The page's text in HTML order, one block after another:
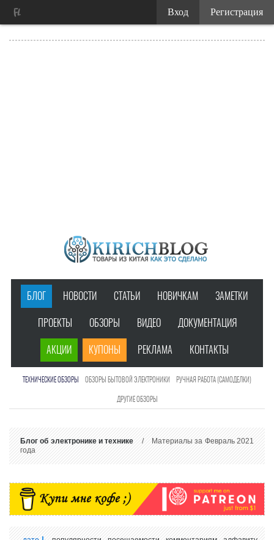
БЛОГ НОВОСТИ СТАТЬИ НОВИЧКАМ ЗАМЕТКИ
ПРОЕКТЫ ОБЗОРЫ ВИДЕО ДОКУМЕНТАЦИЯ
АКЦИИ КУПОНЫ РЕКЛАМА КОНТАКТЫ
ТЕХНИЧЕСКИЕ ОБЗОРЫ ОБЗОРЫ БЫТОВОЙ ЭЛЕКТРОНИКИ РУЧНАЯ РАБОТА (САМОДЕЛКИ)
ДРУГИЕ ОБЗОРЫ
Блог об электронике и технике/ Материалы за Февраль 2021
года
Регистрация
Вход